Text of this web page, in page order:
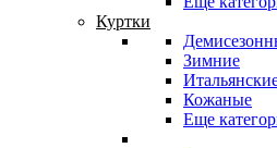
Куртки
Зимние
Кожаные
Еще